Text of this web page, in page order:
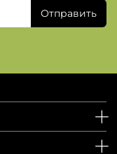
Отправить